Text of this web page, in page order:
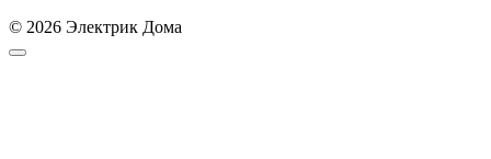
© 2026 Электрик Дома